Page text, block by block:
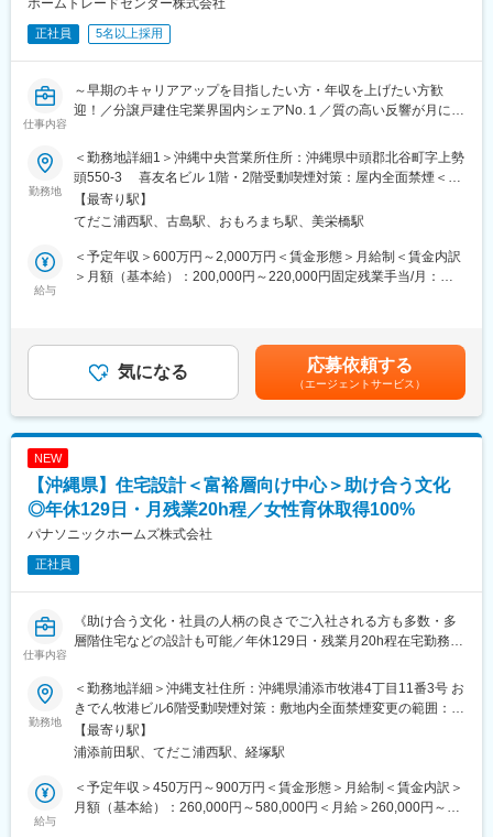
託状況などを考慮して都度決定します。
【豊富なプロジェクト】
ば、治療領域をカバーできる医薬品PJT、薬局の経営支援を行う
ファーマシーPJT、予防の領域をカバーできる医療機器PJT、ワク
【IQVIAサービシーズジャパンについて】
・世界100以上の国と地域／8万人の社員が、医薬品の臨床開発～
プロモーションに携わり、市場を流通するほぼすべての医薬品に
関与しています
稼働しています
・多くの方が未経験から入社をしており、フォローの体制は万全
変更の範囲：会社の定める業務
ホームトレードセンター株式会社
正社員 5名以上採用
仕事内容
～早期のキャリアアップを目指したい方・年収を上げたい方歓
迎！／分譲戸建住宅業界国内シェアNo.１／質の高い反響が月に
■業務内容
戸建分譲住宅とマンションの仲介営業をご担当いただきます。飯
田グループホールディングスの各社が手がける物件を中心に、お
客様の希望に合った住宅をご案内します。
■業務の流れ
※扱う物件の価格は土地代含め3000万円～5000万円ほどがメイン
※反響営業（一部ポスティングなどもお任せします）
※1店舗5～10名ほどで対応しています。
人あたり20件から30件程の反響数があります。成約数は平均月２
件ほどで多い人は月８件程あります。
※2023年度の平均年収は870万円でした
公平公正で明確な評価制度があるため、成果が給与に直結しま
す。「やった分だけ収入を上げたい」「自分の力を試したい」と
いう方は、やりがいを感じることができます。
当社の営業職の評価方法は成果主義となります。一般企業のよう
に年齢や勤続年数で昇進が制限されることはありません。若くて
勤務地
＜勤務地詳細1＞沖縄中央営業所住所：沖縄県中頭郡北谷町字上勢
頭550-3 喜友名ビル 1階・2階受動喫煙対策：屋内全面禁煙＜勤
務地詳細2＞沖縄営業所住所：沖縄県那覇市天久2-30-20 オクテ
ラス 1階受動喫煙対策：屋内全面禁煙変更の範囲：会社の定める
【最寄り駅】
てだこ浦西駅、古島駅、おもろまち駅、美栄橋駅
給与
＜予定年収＞600万円～2,000万円＜賃金形態＞月給制＜賃金内訳
＞月額（基本給）：200,000円～220,000円固定残業手当/月：
上記の他、歩合給・資格手当（宅建／2万円等）を支給します。※
インセンティブは2種類あり：・月ごとに仲介した手数料に応じて
支給・3ヶ月ごとの販売棟数が一定件数を超えたら、別途歩合を用
意※営業職の平均年収：870万円※賞与：年2回（7月・12月）賃金
はあくまでも目安の金額であり、選考を通じて上下する可能性が
気になる 応募依頼する
（エージェントサービス）
NEW
【沖縄県】住宅設計＜富裕層向け中心＞助け合う文化
◎年休129日・月残業20h程／女性育休取得100%
パナソニックホームズ株式会社
正社員
仕事内容
《助け合う文化・社員の人柄の良さでご入社される方も多数・多
層階住宅などの設計も可能／年休129日・残業月20h程在宅勤務や
アリング ～プランの作成やインテリア設計等一貫して担当！》
◎社風
チームワークを大切にする社風。周りや顧客のためになることで
あれば積極的に情報共有&手を差し伸べる社員が多く、社風の良さ
から入社する方も多数
高い定着率も特徴です(例：新卒入社定着率は92.0%・平均勤続年
勤務地
＜勤務地詳細＞沖縄支社住所：沖縄県浦添市牧港4丁目11番3号 お
きでん牧港ビル6階受動喫煙対策：敷地内全面禁煙変更の範囲：会
社の定める事業所
【最寄り駅】
浦添前田駅、てだこ浦西駅、経塚駅
給与
＜予定年収＞450万円～900万円＜賃金形態＞月給制＜賃金内訳＞
月額（基本給）：260,000円～580,000円＜月給＞260,000円～